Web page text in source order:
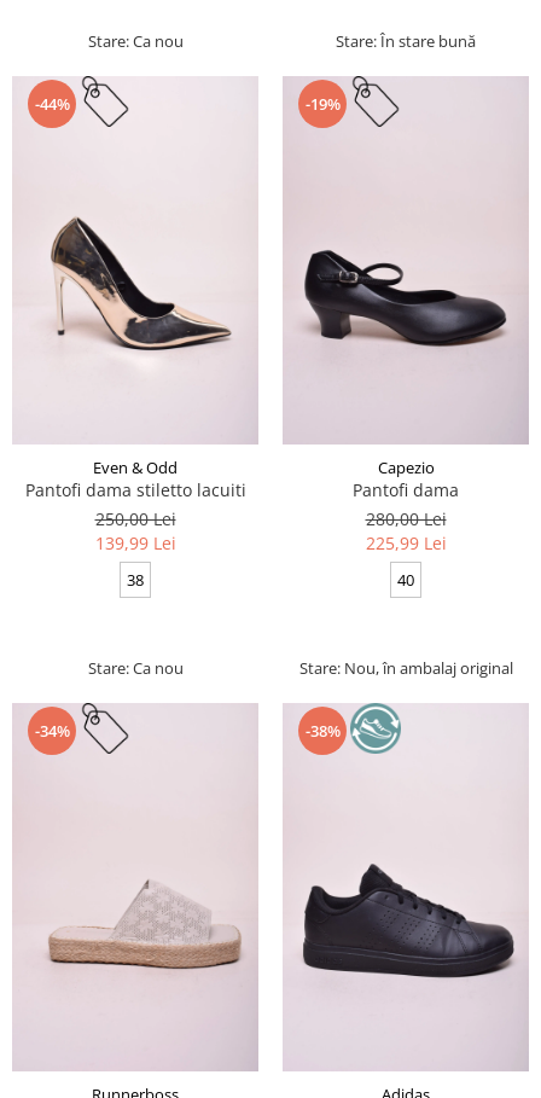
Stare: Ca nou Stare: În stare bună
-44%
Even & Odd
Pantofi dama stiletto lacuiti
250,00 Lei
139,99 Lei
38
Stare: Ca nou
-19%
Capezio
Pantofi dama
280,00 Lei
225,99 Lei
40
Stare: Nou, în ambalaj original
-34% -38%